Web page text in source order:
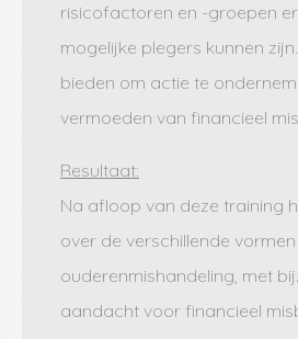
risicofactoren en -groepen
mogelijke plegers kunnen
bieden om actie te
vermoeden van financieel
Resultaat:
Na afloop van deze training
over de verschillende
ouderenmishandeling, met
aandacht voor financieel